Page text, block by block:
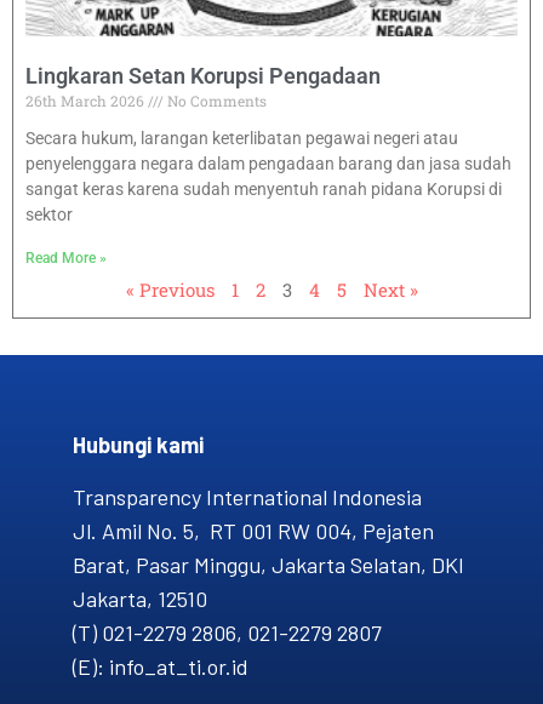
Lingkaran Setan Korupsi Pengadaan
26th March 2026
No Comments
Secara hukum, larangan keterlibatan pegawai negeri atau
penyelenggara negara dalam pengadaan barang dan jasa sudah
sangat keras karena sudah menyentuh ranah pidana Korupsi di
sektor
Read More »
« Previous 1 2 3 4 5 Next »
Hubungi kami​
Transparency International Indonesia
Jl. Amil No. 5, RT 001 RW 004, Pejaten
Barat, Pasar Minggu, Jakarta Selatan, DKI
Jakarta, 12510
(T) 021-2279 2806, 021-2279 2807
(E): info_at_ti.or.id